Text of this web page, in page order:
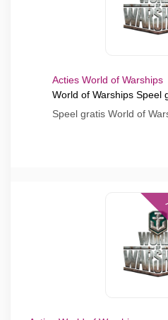
Acties World of Warships
World of Warships Speel
Speel gratis World of